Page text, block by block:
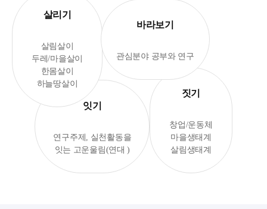
살리기
살림살이
두레/마을살이
한몸살이
하늘땅살이
바라보기
관심분야 공부와 연구
잇기
연구주제, 실천활동을
잇는 고운울림(연대 )
짓기
창업/운동체
마을생태계
살림생태계